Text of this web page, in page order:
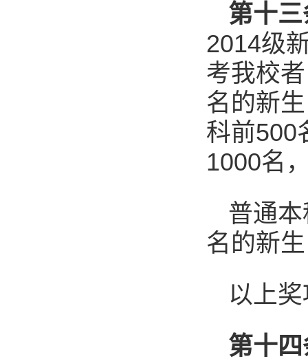
第十
2014级
考我校
名的新
科前500
1000名
普通
名的新
以上
第十